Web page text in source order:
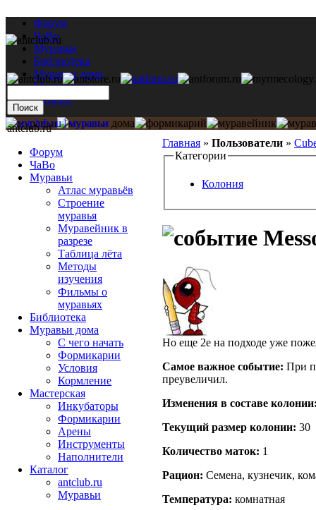
Форум
ЧаВо
Муравьи
Библиотека
Муравьи дома
Мастерская
Каталог
Главная » Пользователи »
Категории
Колония
Но еще 2е на подходе уже
Самое важное событие: При
преувеличил.
Изменения в составе
Текущий размер кoлонии: 30
Количество маток: 1
Рацион: Семена, кузнечик,
Температура: комнатная
antclub.ru
Форум
ЧаВо
Муравьи
Атлас муравьёв
Строение
муравья
Муравейник в
разрезе
Таблица лёта
Методы
изучения
Фильмы о
муравьях
Библиотека
Муравьи дома
С чего начать
Формикарии
Условия
Кормление
Мастерская
Инкубаторы
Формикарии
Арены
Инструменты
Наполнители
Каталог
antclub.ru
Муравьи